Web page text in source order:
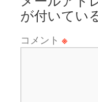
が付いてい
コメント ※